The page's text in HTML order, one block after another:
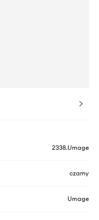
2338.Umage
czarny
Umage